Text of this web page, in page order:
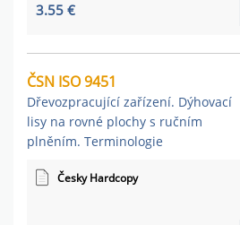
3.55 €
ČSN ISO 9451
Dřevozpracující zařízení. Dýhovací
lisy na rovné plochy s ručním
plněním. Terminologie
Česky Hardcopy